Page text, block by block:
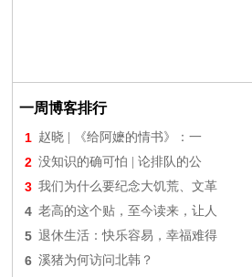
一周博客排行
1 赵晓 | 《给阿嬷的情书》：一
2 没知识的确可怕 | 论排队的公
3 我们为什么要纪念大饥荒、文革
4 老高的这个贴，至今读来，让人
5 退休生活：快乐容易，幸福难得
6 溪猪为何访问北韩？